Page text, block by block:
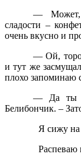
— Может,
сладости –
очень вкусно и
— Ой,
и тут же
плохо запоминаю
— Да ты
Белибончик. –
Я сижу на
Распеваю